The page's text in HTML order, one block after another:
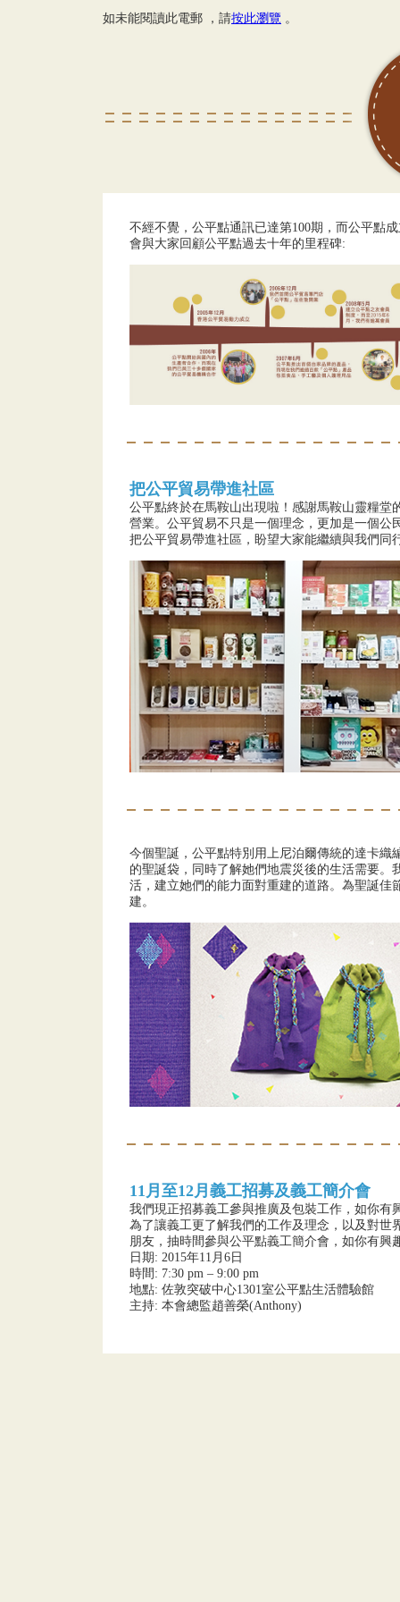
如未能閱讀此電郵 ，請按此瀏覽 。
不經不覺，公平點通訊已達第100期，而公平點
會與大家回顧公平點過去十年的里程碑:
把公平貿易帶進社區
公平點終於在馬鞍山出現啦！感謝馬鞍山靈糧
營業。公平貿易不只是一個理念，更加是一個
把公平貿易帶進社區，盼望大家能繼續與我們同
今個聖誕，公平點特別用上尼泊爾傳統的達卡
的聖誕袋，同時了解她們地震災後的生活需要
活，建立她們的能力面對重建的道路。為聖誕
建。
11月至12月義工招募及義工簡介會
我們現正招募義工參與推廣及包裝工作，如你有
為了讓義工更了解我們的工作及理念，以及對
朋友，抽時間參與公平點義工簡介會，如你有興
日期: 2015年11月6日
時間: 7:30 pm – 9:00 pm
地點: 佐敦突破中心1301室公平點生活體驗館
主持: 本會總監趙善榮(Anthony)